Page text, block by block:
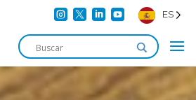
    ES